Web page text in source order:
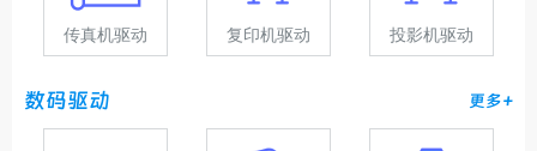
传真机驱动 复印机驱动 投影机驱动
数码驱动 更多+